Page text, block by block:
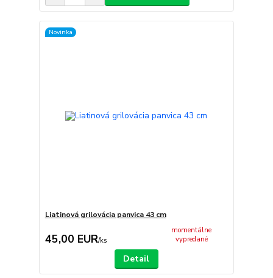
Novinka
Liatinová grilovácia panvica 43 cm
45,00 EUR/ks
momentálne
vypredané
Detail